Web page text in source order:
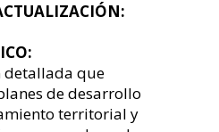
detallada que
de desarrollo
territorial y